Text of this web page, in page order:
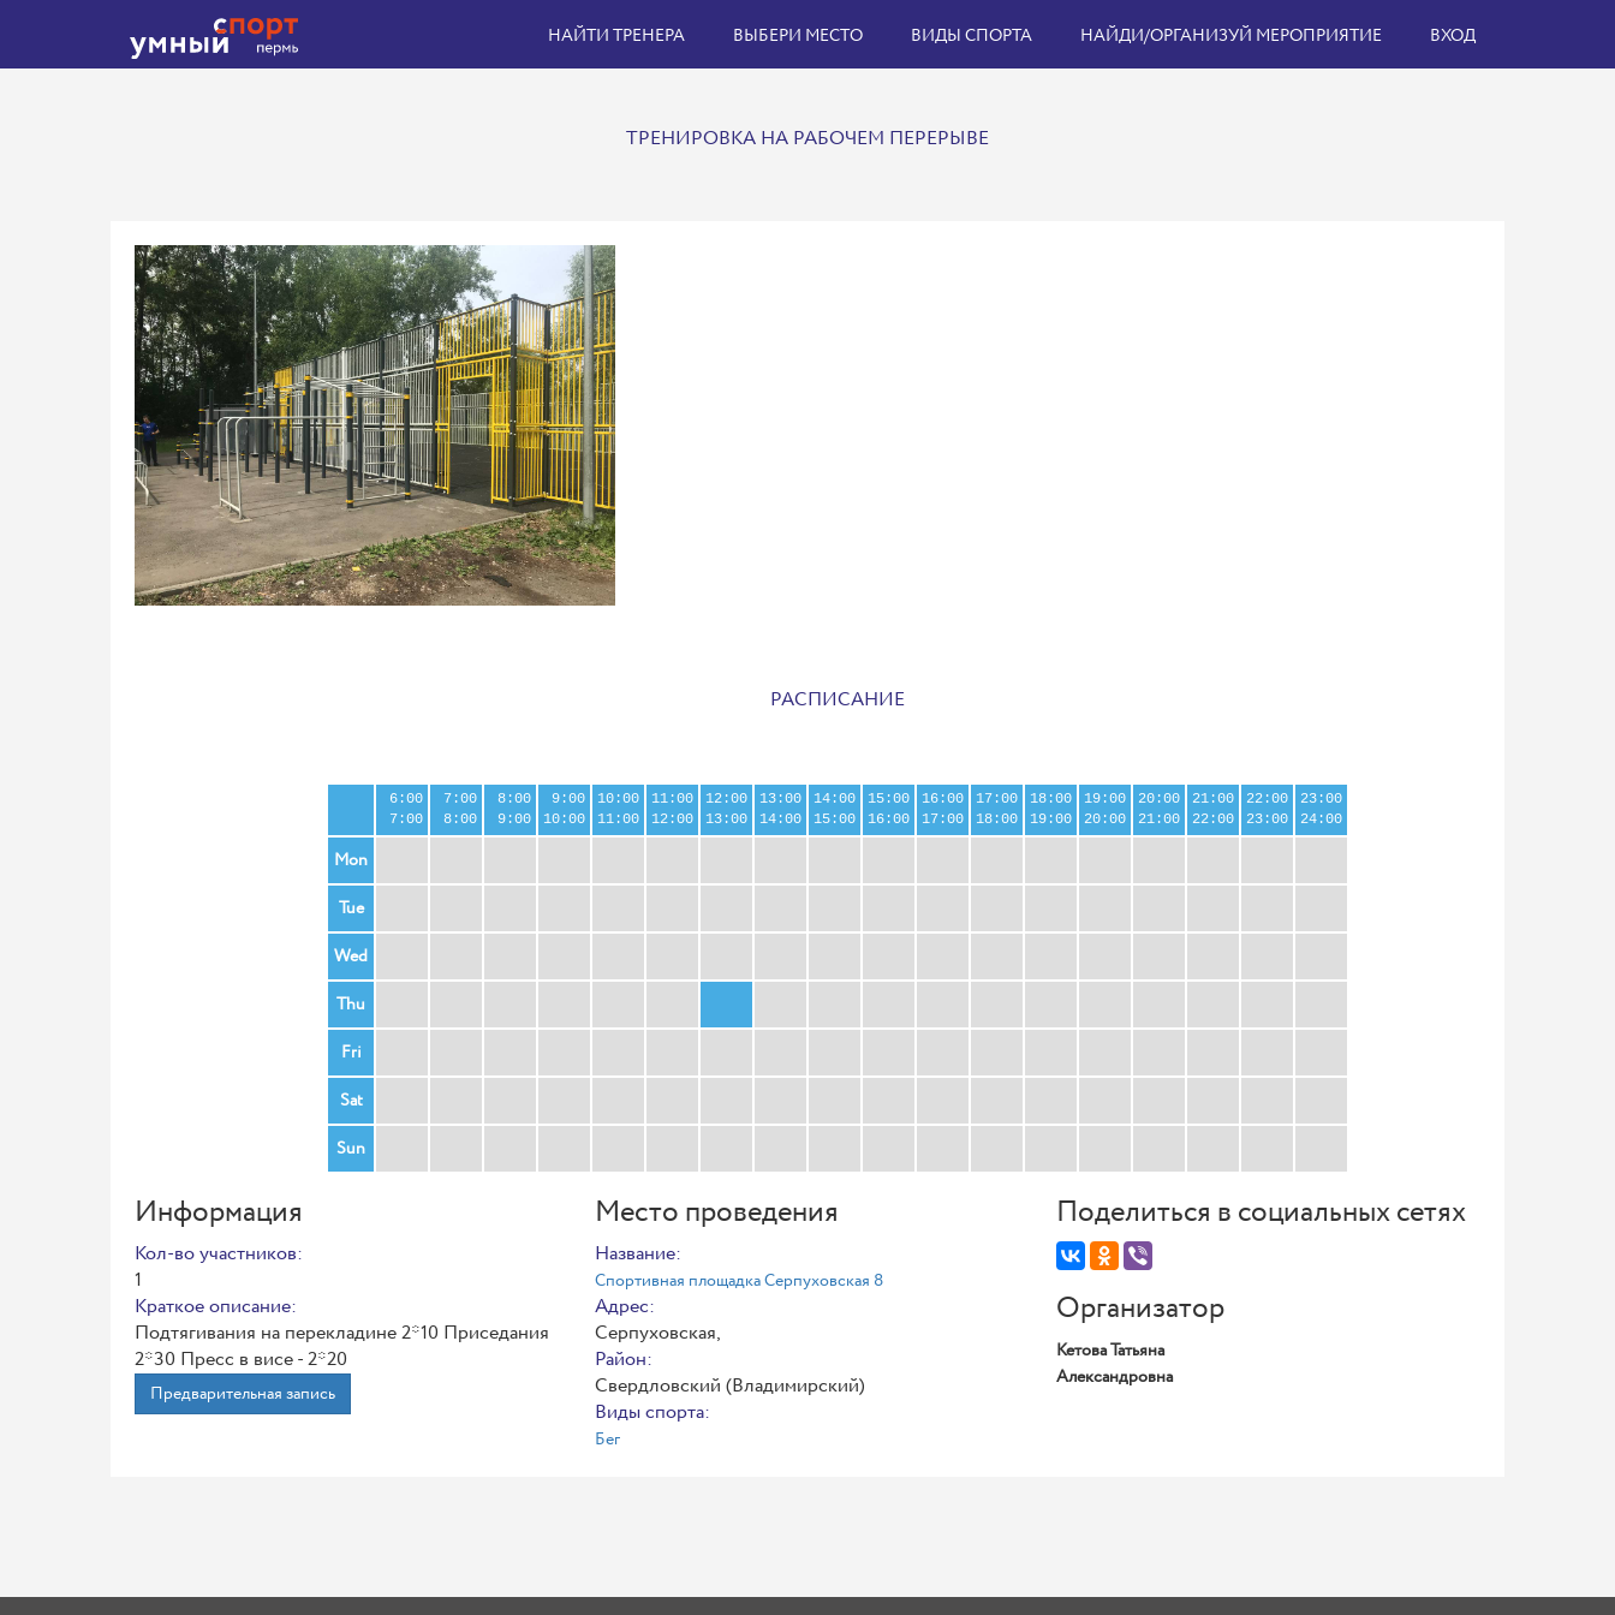
НАЙТИ ТРЕНЕРА ВЫБЕРИ МЕСТО ВИДЫ СПОРТА НАЙДИ/ОРГАНИЗУЙ МЕРОПРИЯТИЕ ВХОД
ТРЕНИРОВКА НА РАБОЧЕМ ПЕРЕРЫВЕ
РАСПИСАНИЕ
6:00
7:00
7:00
8:00
8:00
9:00
9:00
10:00
10:00
11:00
11:00
12:00
12:00
13:00
13:00
14:00
14:00
15:00
15:00
16:00
16:00
17:00
17:00
18:00
18:00
19:00
19:00
20:00
20:00
21:00
21:00
22:00
22:00
23:00
23:00
24:00
Mon
Tue
Wed
Thu
Fri
Sat
Sun
Информация
Кол-во участников:
1
Краткое описание:
Подтягивания на перекладине 2*10 Приседания
2*30 Пресс в висе - 2*20
Предварительная запись
Место проведения
Название:
Спортивная площадка Серпуховская 8
Адрес:
Серпуховская,
Район:
Свердловский (Владимирский)
Виды спорта:
Бег
Поделиться в социальных сетях
Организатор
Кетова Татьяна
Александровна